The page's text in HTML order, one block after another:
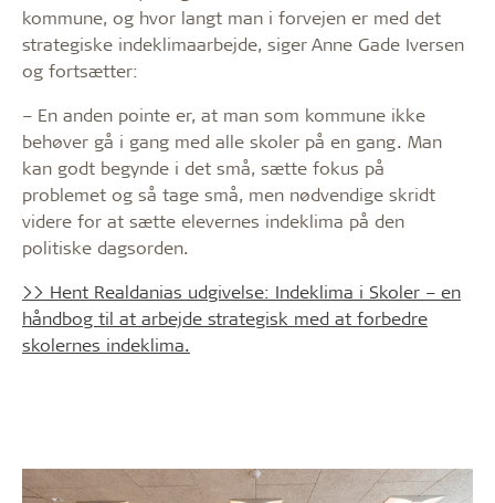
kommune, og hvor langt man i forvejen er med det
strategiske indeklimaarbejde, siger Anne Gade Iversen
og fortsætter:
– En anden pointe er, at man som kommune ikke
behøver gå i gang med alle skoler på en gang. Man
kan godt begynde i det små, sætte fokus på
problemet og så tage små, men nødvendige skridt
videre for at sætte elevernes indeklima på den
politiske dagsorden.
>> Hent Realdanias udgivelse: Indeklima i Skoler – en
håndbog til at arbejde strategisk med at forbedre
skolernes indeklima.